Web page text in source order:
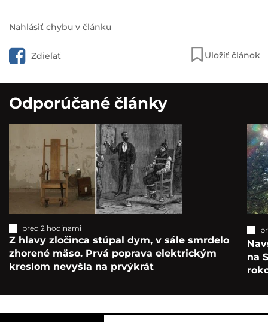
Nahlásiť chybu v článku
Zdieľať Uložiť článok
Odporúčané články
pred 2 hodinami
Z hlavy zločinca stúpal dym, v sále smrdelo
zhorené mäso. Prvá poprava elektrickým
kreslom nevyšla na prvýkrát
na